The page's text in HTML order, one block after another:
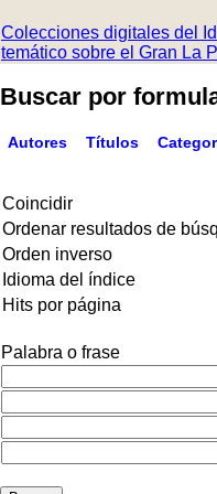
Colecciones digitales del
temático sobre el Gran La
Buscar por
Autores Títulos
Coincidir
Ordenar resultados de
Orden inverso
Idioma del índice
Hits por página
Palabra o frase